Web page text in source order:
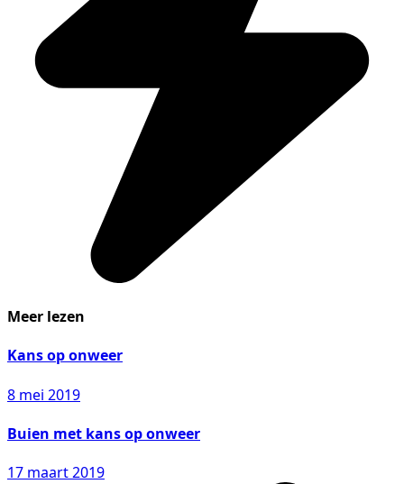
Meer lezen
Kans op onweer
8 mei 2019
Buien met kans op onweer
17 maart 2019